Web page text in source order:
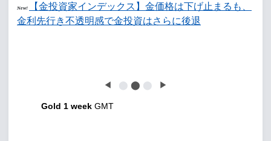
New!
【金投資家インデックス】金価格は下げ止まるも、
金利先行き不透明感で金投資はさらに後退
◀ ⬤ ⬤ ⬤ ▶
Gold 1 week GMT